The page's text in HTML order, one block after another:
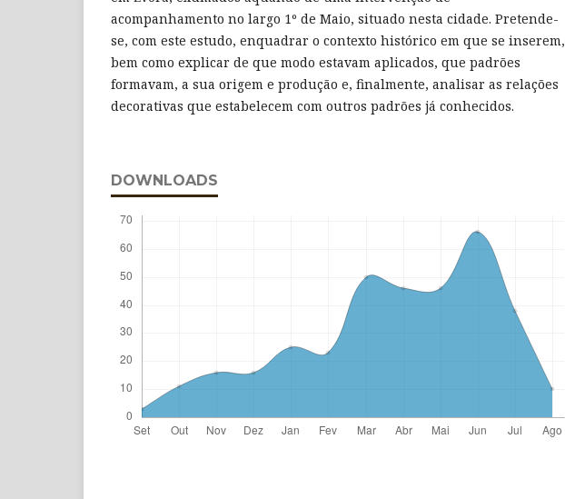
acompanhamento no largo 1º de Maio, situado nesta cidade. Pretende-
se, com este estudo, enquadrar o contexto histórico em que se inserem,
bem como explicar de que modo estavam aplicados, que padrões
formavam, a sua origem e produção e, finalmente, analisar as relações
decorativas que estabelecem com outros padrões já conhecidos.
DOWNLOADS